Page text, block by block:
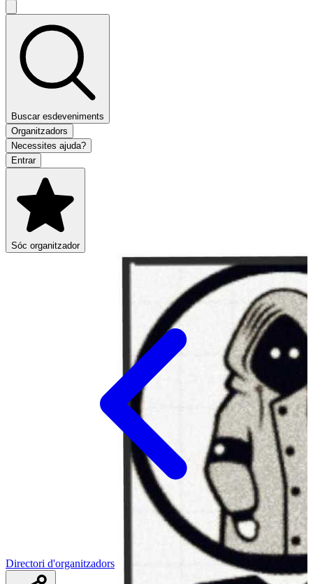
Buscar esdeveniments
Organitzadors
Necessites ajuda?
Entrar
Sóc organitzador
Directori d'organitzadors